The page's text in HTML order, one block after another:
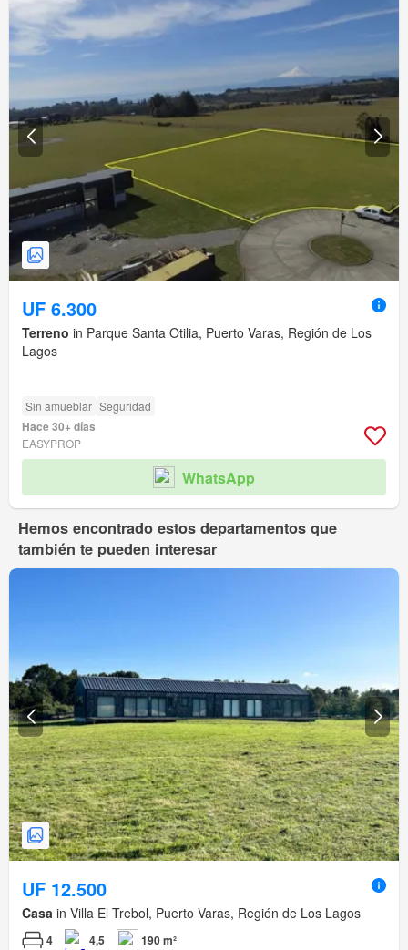
UF 6.300
Terreno in Parque Santa Otilia, Puerto Varas, Región de Los
Lagos
Sin amueblar Seguridad
Hace 30+ días
EASYPROP
WhatsApp
Hemos encontrado estos departamentos que
también te pueden interesar
UF 12.500
Casa in Villa El Trebol, Puerto Varas, Región de Los Lagos
4 4,5 190 m²